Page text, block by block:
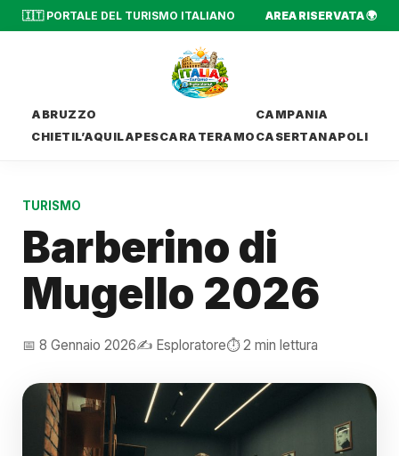
🇮🇹 PORTALE DEL TURISMO ITALIANO AREA RISERVATA 🌍
ABRUZZO
CHIETIL’AQUILAPESCARA TERAMO
CAMPANIA
CASERTANAPOLI
TURISMO
Barberino di
Mugello 2026
📅 8 Gennaio 2026✍️ Esploratore⏱️ 2 min lettura